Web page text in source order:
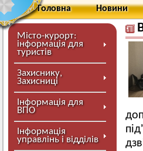
Головна Новини
Місто-курорт:
інформація для
туристів
Захиснику,
Захисниці
Інформація для
ВПО
Інформація
управлінь і відділів